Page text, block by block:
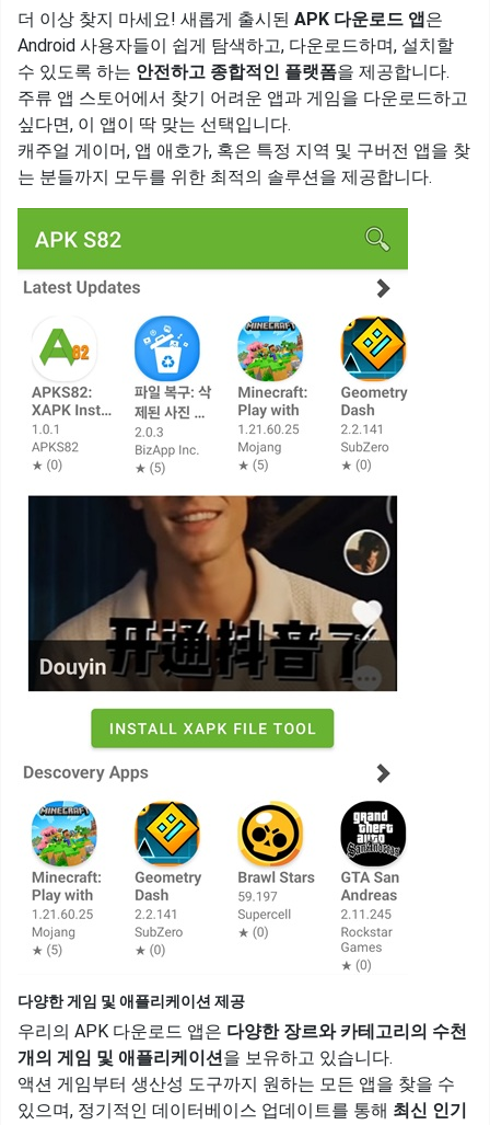
더 이상 찾지 마세요! 새롭게 출시된 APK 다운로드 앱은
Android 사용자들이 쉽게 탐색하고, 다운로드하며, 설치할
수 있도록 하는 안전하고 종합적인 플랫폼을 제공합니다.
주류 앱 스토어에서 찾기 어려운 앱과 게임을 다운로드하고
싶다면, 이 앱이 딱 맞는 선택입니다.
캐주얼 게이머, 앱 애호가, 혹은 특정 지역 및 구버전 앱을 찾
는 분들까지 모두를 위한 최적의 솔루션을 제공합니다.
다양한 게임 및 애플리케이션 제공
우리의 APK 다운로드 앱은 다양한 장르와 카테고리의 수천
개의 게임 및 애플리케이션을 보유하고 있습니다.
액션 게임부터 생산성 도구까지 원하는 모든 앱을 찾을 수
있으며, 정기적인 데이터베이스 업데이트를 통해 최신 인기